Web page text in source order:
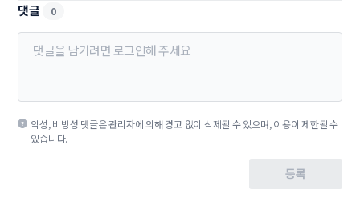
댓글 0
악성, 비방성 댓글은 관리자에 의해 경고 없이 삭제될 수 있으며, 이용이 제한될 수
있습니다.
등록